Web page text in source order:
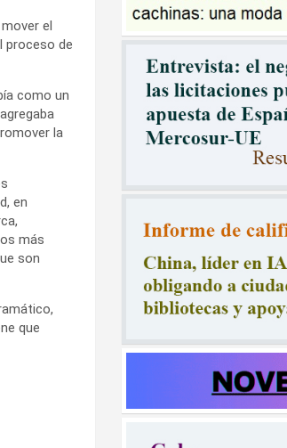
el
proceso de
como un
la
en
más
son
que